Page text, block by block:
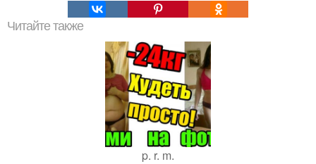
Читайте также
p. r. m.